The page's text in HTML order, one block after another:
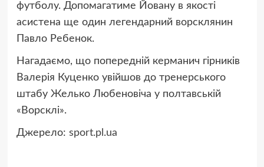
футболу. Допомагатиме Йовану в якості
асистена ще один легендарний ворсклянин
Павло Ребенок.
Нагадаємо, що попередній керманич гірників
Валерія Куценко увійшов до тренерського
штабу Желько Любеновіча у полтавській
«Ворсклі».
Джерело: sport.pl.ua